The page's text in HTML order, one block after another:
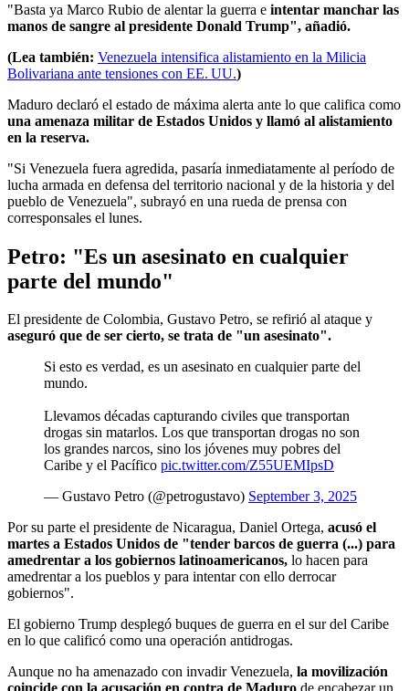
"Basta ya Marco Rubio de alentar la guerra e intentar manchar las
manos de sangre al presidente Donald Trump", añadió.
(Lea también: Venezuela intensifica alistamiento en la Milicia
Bolivariana ante tensiones con EE. UU.)
Maduro declaró el estado de máxima alerta ante lo que califica como
una amenaza militar de Estados Unidos y llamó al alistamiento
en la reserva.
"Si Venezuela fuera agredida, pasaría inmediatamente al período de
lucha armada en defensa del territorio nacional y de la historia y del
pueblo de Venezuela", subrayó en una rueda de prensa con
corresponsales el lunes.
Petro: "Es un asesinato en cualquier
parte del mundo"
El presidente de Colombia, Gustavo Petro, se refirió al ataque y
aseguró que de ser cierto, se trata de "un asesinato".
Si esto es verdad, es un asesinato en cualquier parte del
mundo.
Llevamos décadas capturando civiles que transportan
drogas sin matarlos. Los que transportan drogas no son
los grandes narcos, sino los jóvenes muy pobres del
Caribe y el Pacífico pic.twitter.com/Z55UEMIpsD
— Gustavo Petro (@petrogustavo) September 3, 2025
Por su parte el presidente de Nicaragua, Daniel Ortega, acusó el
martes a Estados Unidos de "tender barcos de guerra (...) para
amedrentar a los gobiernos latinoamericanos, lo hacen para
amedrentar a los pueblos y para intentar con ello derrocar
gobiernos".
El gobierno Trump desplegó buques de guerra en el sur del Caribe
en lo que calificó como una operación antidrogas.
Aunque no ha amenazado con invadir Venezuela, la movilización